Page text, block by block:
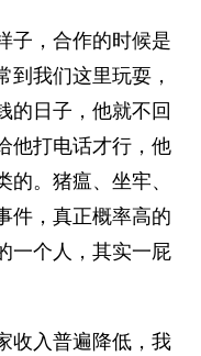
子，合作的时候是
到我们这里玩耍，
的日子，他就不回
他打电话才行，他
。猪瘟、坐牢、
件，真正概率高的
一个人，其实一屁
收入普遍降低，我